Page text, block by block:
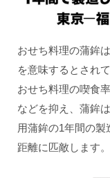
おせち料理の蒲鉾
を意味するとされ
おせち料理の喫食
などを抑え、蒲鉾
用蒲鉾の1年間の
距離に匹敵します。